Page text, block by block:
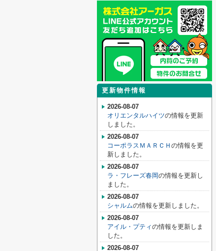
更新物件情報
2026-08-07
オリエンタルハイツの情報を更新
しました。
2026-08-07
コーポラスＭＡＲＣＨ の情報を更
新しました。
2026-08-07
ラ・フレーズ春岡の情報を更新し
ました。
2026-08-07
シャルムの情報を更新しました。
2026-08-07
アイル・プティの情報を更新しま
した。
2026-08-07